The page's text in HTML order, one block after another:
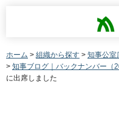
ホーム > 組織から探す > 知事公室
> 知事ブログ｜バックナンバー（
に出席しました